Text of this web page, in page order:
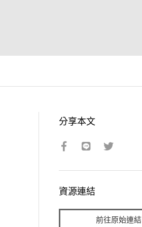
分享本文
資源連結
前往原始連結